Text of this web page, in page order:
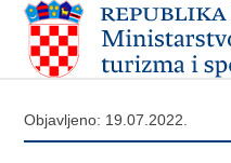
Objavljeno: 19.07.2022.